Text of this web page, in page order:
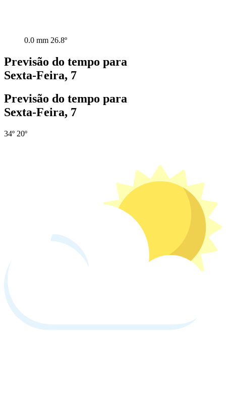
0.0 mm 26.8º
Previsão do tempo para
Sexta-Feira, 7
Previsão do tempo para
Sexta-Feira, 7
34º 20º